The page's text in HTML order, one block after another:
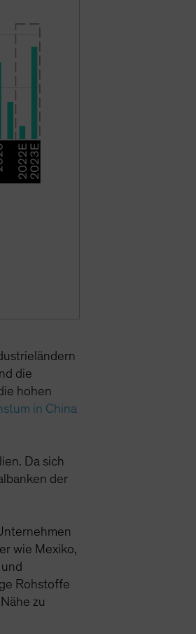
die
hohen
in China
Da sich
der
wie Mexiko,
Rohstoffe
zu